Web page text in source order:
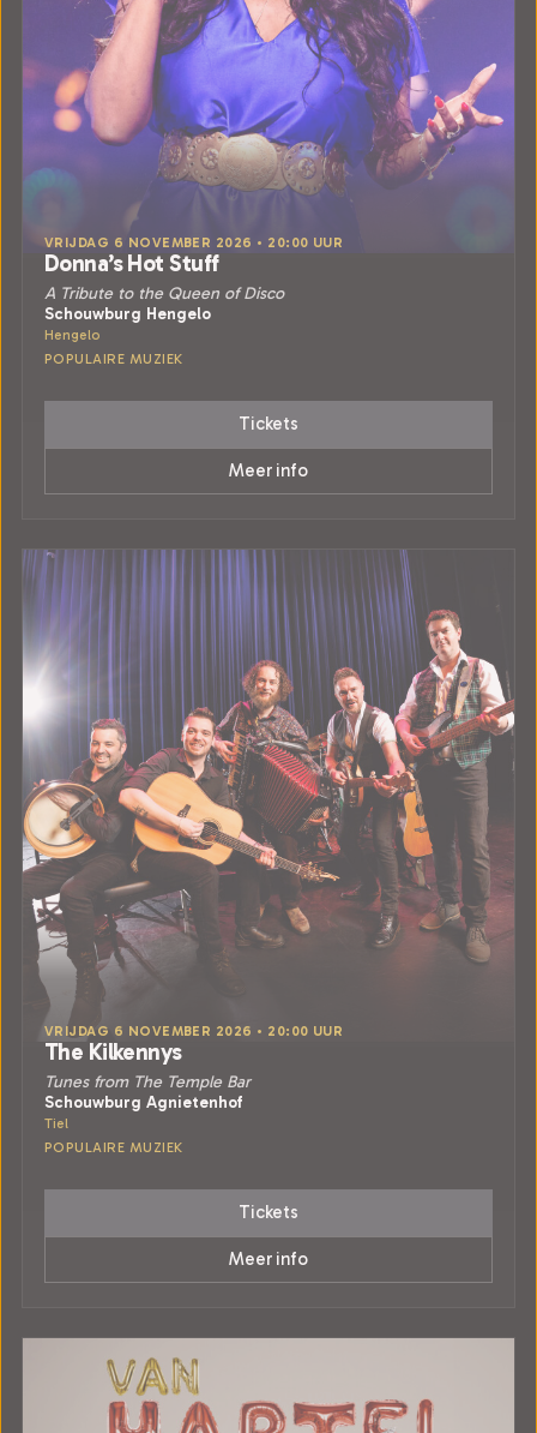
VRIJDAG 6 NOVEMBER 2026 • 20:00 UUR
Donna’s Hot Stuff
A Tribute to the Queen of Disco
Schouwburg Hengelo
Hengelo
POPULAIRE MUZIEK
Tickets
Meer info
VRIJDAG 6 NOVEMBER 2026 • 20:00 UUR
The Kilkennys
Tunes from The Temple Bar
Schouwburg Agnietenhof
Tiel
POPULAIRE MUZIEK
Tickets
Meer info